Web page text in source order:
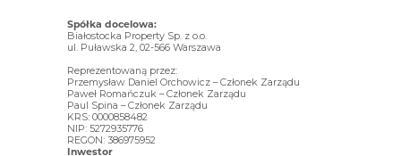
Spółka docelowa:
Białostocka Property Sp. z o.o.
ul. Puławska 2, 02-566 Warszawa
Reprezentowaną przez:
Przemysław Daniel Orchowicz – Członek Zarządu
Paweł Romańczuk – Członek Zarządu
Paul Spina – Członek Zarządu
KRS: 0000858482
NIP: 5272935776
REGON: 386975952
Inwestor